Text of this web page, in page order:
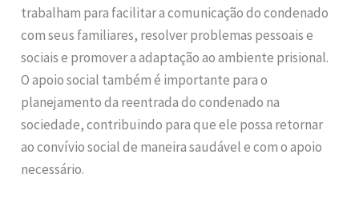
trabalham para facilitar a comunicação do condenado
com seus familiares, resolver problemas pessoais e
sociais e promover a adaptação ao ambiente prisional.
O apoio social também é importante para o
planejamento da reentrada do condenado na
sociedade, contribuindo para que ele possa retornar
ao convívio social de maneira saudável e com o apoio
necessário.